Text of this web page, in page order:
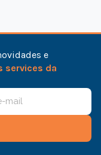
e
services da